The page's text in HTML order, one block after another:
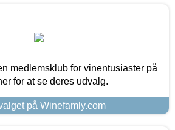
medlemsklub for vinentusiaster på
for at se deres udvalg.
på Winefamly.com